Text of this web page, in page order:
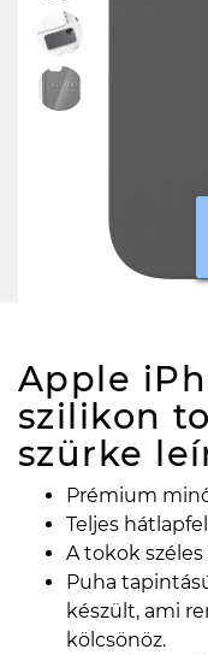
Apple
szilikon
szürke
Prémium
Teljes
A tokok
Puha
készült, ami
kölcsönöz.